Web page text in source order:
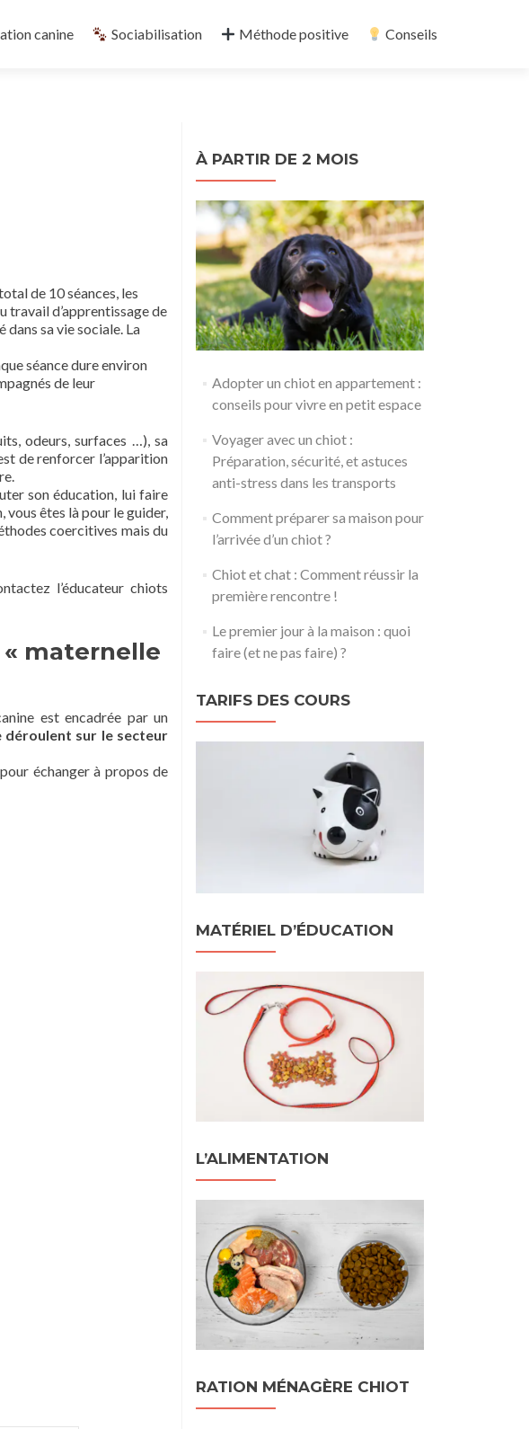
canine Sociabilisation Méthode positive Conseils
de 10 séances, les
d’apprentissage de
sa vie sociale. La
séance dure environ
de leur
odeurs, surfaces …), sa
de renforcer l’apparition
son éducation, lui faire
vous êtes là pour le guider,
coercitives mais du
l’éducateur chiots
« maternelle
est encadrée par un
déroulent sur le secteur
échanger à propos de
À PARTIR DE 2 MOIS
Adopter un chiot en appartement :
conseils pour vivre en petit espace
Voyager avec un chiot :
Préparation, sécurité, et astuces
anti-stress dans les transports
Comment préparer sa maison pour
l’arrivée d’un chiot ?
Chiot et chat : Comment réussir la
première rencontre !
Le premier jour à la maison : quoi
faire (et ne pas faire) ?
TARIFS DES COURS
MATÉRIEL D’ÉDUCATION
L’ALIMENTATION
RATION MÉNAGÈRE CHIOT